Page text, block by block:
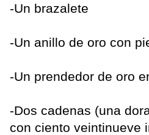
-Un brazalete
-Un anillo de oro con
-Un prendedor de oro
-Dos cadenas (una
con ciento veintinueve